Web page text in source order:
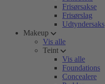
Frisørsakse
Frisørslag
Udtyndersaks
Makeup
Vis alle
Teint
Vis alle
Foundations
Concealere